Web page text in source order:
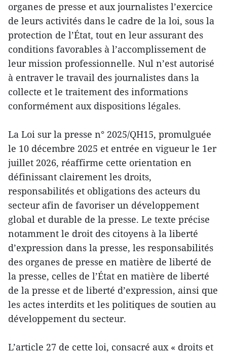
organes de presse et aux journalistes l’exercice
de leurs activités dans le cadre de la loi, sous la
protection de l’État, tout en leur assurant des
conditions favorables à l’accomplissement de
leur mission professionnelle. Nul n’est autorisé
à entraver le travail des journalistes dans la
collecte et le traitement des informations
conformément aux dispositions légales.
La Loi sur la presse n° 2025/QH15, promulguée
le 10 décembre 2025 et entrée en vigueur le 1er
juillet 2026, réaffirme cette orientation en
définissant clairement les droits,
responsabilités et obligations des acteurs du
secteur afin de favoriser un développement
global et durable de la presse. Le texte précise
notamment le droit des citoyens à la liberté
d’expression dans la presse, les responsabilités
des organes de presse en matière de liberté de
la presse, celles de l’État en matière de liberté
de la presse et de liberté d’expression, ainsi que
les actes interdits et les politiques de soutien au
développement du secteur.
L’article 27 de cette loi, consacré aux « droits et